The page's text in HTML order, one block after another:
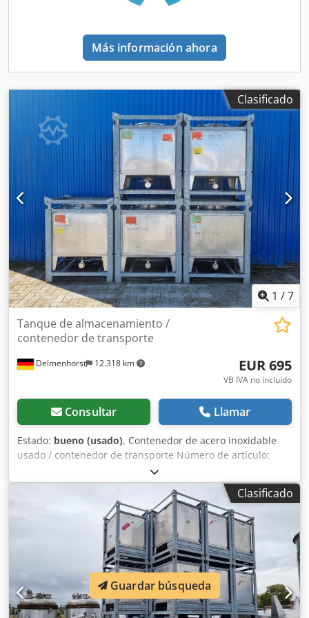
Más información ahora
Clasificado
1 /7
Delmenhorst 12.318 km
Tanque de almacenamiento /
contenedor de transporte
EUR 695
VB IVA no incluído
Consultar Llamar
Estado: bueno (usado), Contenedor de acero inoxidable
usado / contenedor de transporte Número de artículo:
10863 Último uso: Alcohol Volumen: 650L Tipo: De pie en
marco apilable galvanizado Material (partes húmedas):
1.4301 / AISI304 Diseño: De pared simple Presión de
funcionamiento según placa de características: ATM
Dimensiones del contenedor: Ancho total: 1030 mm
Longitud total: 1230 mm Altura total: 1360 mm Materiales:
Interior: 1.4301 / AISI 304 Djdswfnq Ujpfx Anyowa Piezas
exteriores: Acero galvanizado Instalaciones: Cubierta de
cúpula en el piso superior de 400 mm Placa de
características: ninguna Diámetro de salida: DN50
Distancia del desagüe al suelo: 210 mm Tipo de caño: Grifo
Clasificado
Guardar búsqueda